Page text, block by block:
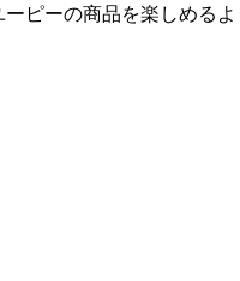
ピーの商品を楽しめるよ